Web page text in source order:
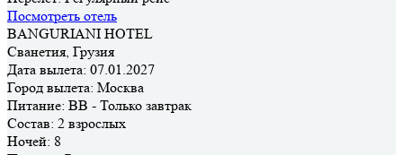
Посмотреть отель
BANGURIANI HOTEL
Сванетия, Грузия
Дата вылета: 07.01.2027
Город вылета: Москва
Питание: BB - Только завтрак
Состав: 2 взрослых
Ночей: 8